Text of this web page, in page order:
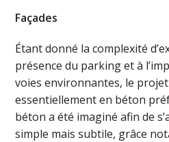
Façades
Étant donné la complexité
présence du parking et à
voies environnantes, le
essentiellement en béton
béton a été imaginé afin de
simple mais subtile, grâce